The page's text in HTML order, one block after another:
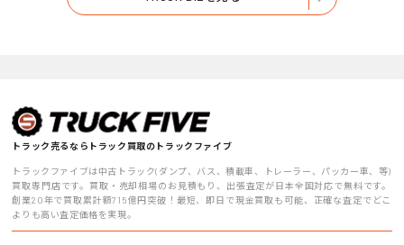
トラック売るならトラック買取のトラックファイブ
トラックファイブは中古トラック(ダンプ、バス、積載車、トレーラー、パッカー車、等)
買取専門店です。買取・売却相場のお見積もり、出張査定が日本全国対応で無料です。
創業20年で買取累計額715億円突破！最短、即日で現金買取も可能、正確な査定でどこ
よりも高い査定価格を実現。